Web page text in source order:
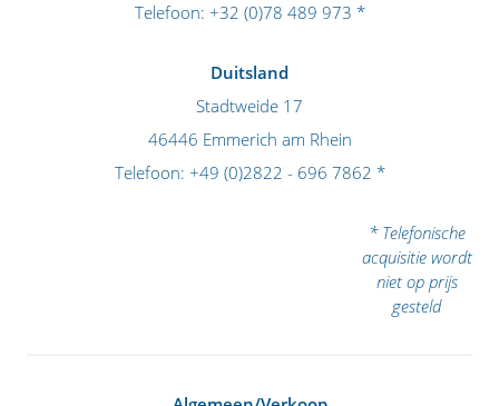
Telefoon: +32 (0)78 489 973 *
Duitsland
Stadtweide 17
46446 Emmerich am Rhein
Telefoon: +49 (0)2822 - 696 7862 *
* Telefonische
acquisitie wordt
niet op prijs
gesteld